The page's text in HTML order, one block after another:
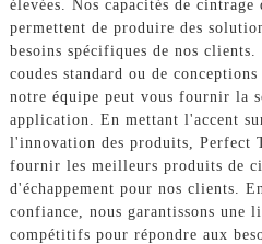
élevées. Nos capacités de cintrage
permettent de produire des
besoins spécifiques de nos clients.
coudes standard ou de conceptions
notre équipe peut vous fournir la
application. En mettant l'accent
l'innovation des produits, Perfect
fournir les meilleurs produits de
d'échappement pour nos clients.
confiance, nous garantissons une
compétitifs pour répondre aux